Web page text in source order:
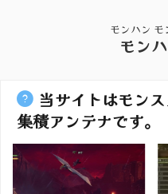
モンハン
モン
当サイトはモン
集積アンテナです。